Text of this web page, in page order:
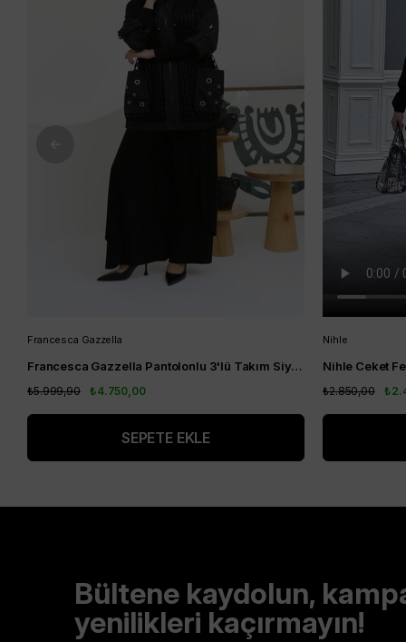
Francesca Gazzella
Francesca Gazzella Pantolonlu 3'lü Takım Siyah
₺4.750,00
₺5.999,90
SEPETE EKLE
Nihle
₺2.850,00
Bültene kaydolun,
yenilikleri kaçırmayın!